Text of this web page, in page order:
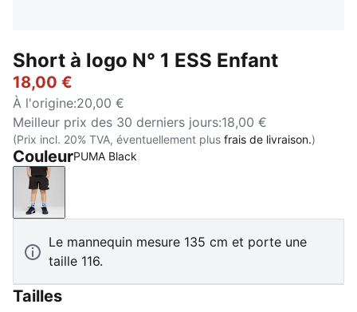
Short à logo N° 1 ESS Enfant
18,00 €
À l'origine:20,00 €
Meilleur prix des 30 derniers jours:18,00 €
(Prix incl. 20% TVA, éventuellement plus frais de livraison.)
CouleurPUMA Black
PUMA Black
Le mannequin mesure 135 cm et porte une
taille 116.
Tailles